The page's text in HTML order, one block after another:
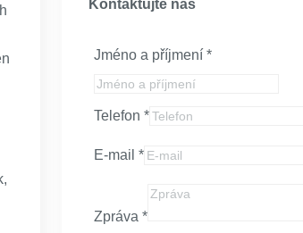
Kontaktujte nás
Jméno a příjmení *
Telefon *
E-mail *
Zpráva *